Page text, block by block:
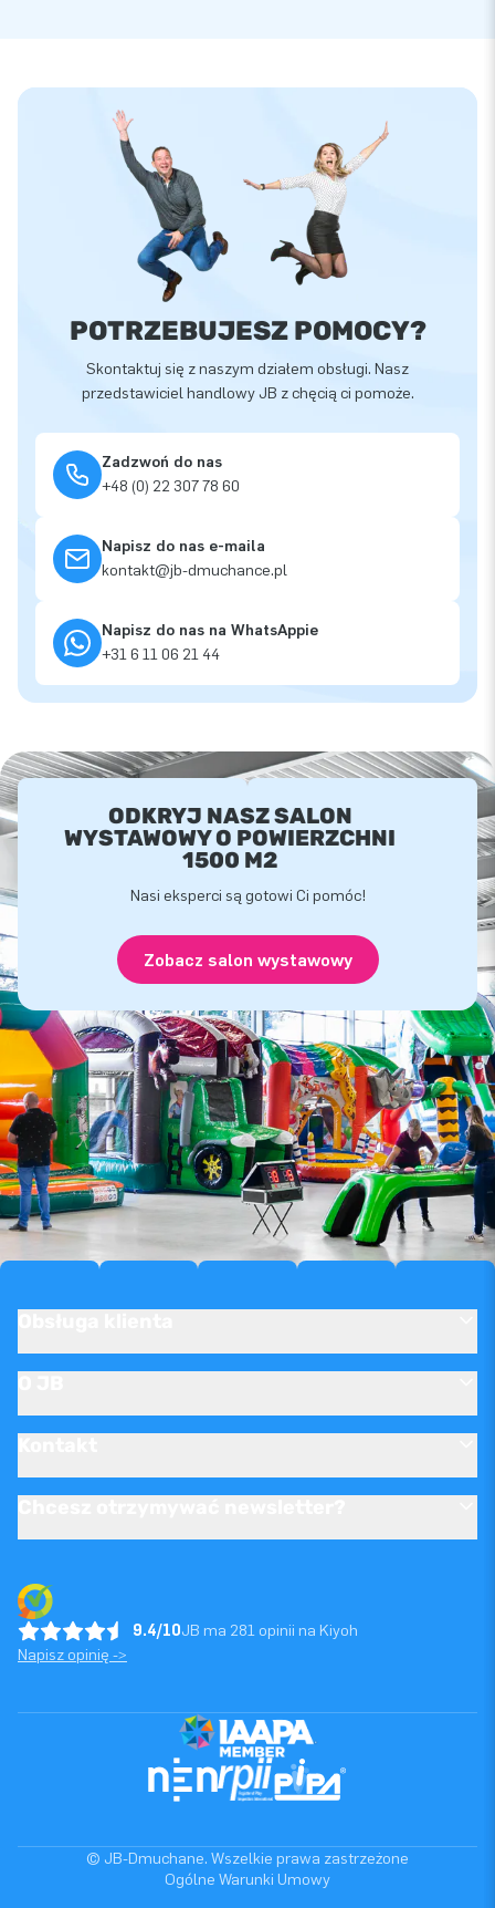
POTRZEBUJESZ POMOCY?
Skontaktuj się z naszym działem obsługi. Nasz
przedstawiciel handlowy JB z chęcią ci pomoże.
Zadzwoń do nas
+48 (0) 22 307 78 60
Napisz do nas e-maila
kontakt@jb-dmuchance.pl
Napisz do nas na WhatsAppie
+31 6 11 06 21 44
ODKRYJ NASZ SALON
WYSTAWOWY O POWIERZCHNI
1500 M2
Nasi eksperci są gotowi Ci pomóc!
Zobacz salon wystawowy
9.4/10JB ma 281 opinii na Kiyoh
Napisz opinię ->
© JB-Dmuchane. Wszelkie prawa zastrzeżone
Ogólne Warunki Umowy